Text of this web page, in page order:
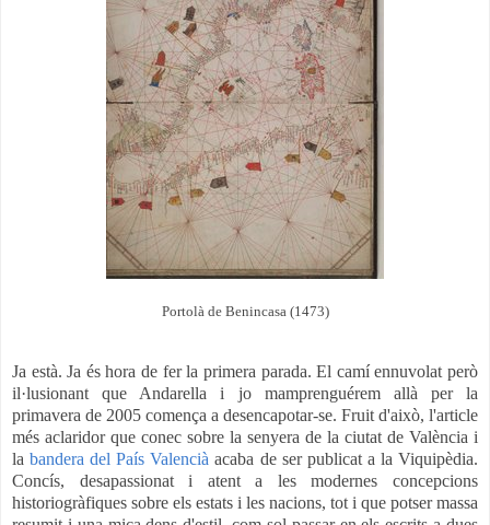
Portolà de Benincasa (1473)
Ja està. Ja és hora de fer la primera parada. El camí ennuvolat però
il·lusionant que Andarella i jo mamprenguérem allà per la
primavera de 2005 comença a desencapotar-se. Fruit d'això, l'article
més aclaridor que conec sobre la senyera de la ciutat de València i
labandera del País Valencià acaba de ser publicat a la Viquipèdia.
Concís, desapassionat i atent a les modernes concepcions
historiogràfiques sobre els estats i les nacions, tot i que potser massa